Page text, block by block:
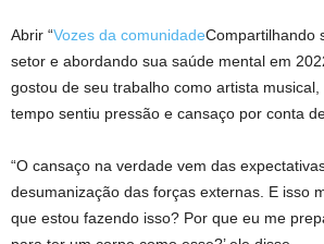
Abrir “Vozes da comunidadeCompartilhando
setor e abordando sua saúde mental em
gostou de seu trabalho como artista
tempo sentiu pressão e cansaço por conta
“O cansaço na verdade vem das
desumanização das forças externas. E isso
que estou fazendo isso? Por que eu me